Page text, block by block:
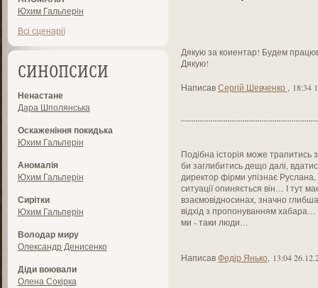
Юхим Гальперін
Всі сценарії
СИНОПСИСИ
Ненастане
Дара Шполянська
Оскаженіння покидька
Юхим Гальперін
Аномалія
Юхим Гальперін
Сирітки
Юхим Гальперін
Володар миру
Олександр Денисенко
Діди воювали
Олена Сокірка
Дякую за коиентар! Будем
Дякую!
НаписавСергій Шевченко 18:34
Подібна історія може
би заглибитись дещо далі,
директор фірми упізнає
ситуації опиняється він… І тут
взаємовідносинах, значно
відхід з пропонуванням
ми - таки люди…
НаписавФедір Янько 13:04